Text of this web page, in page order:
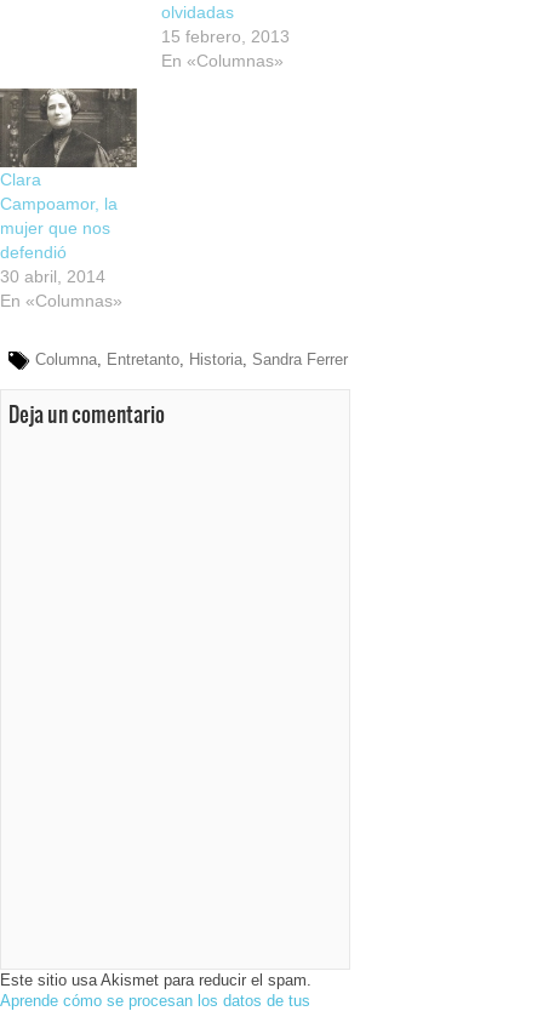
olvidadas
15 febrero, 2013
En «Columnas»
Clara
Campoamor, la
mujer que nos
defendió
30 abril, 2014
En «Columnas»
Columna, Entretanto, Historia, Sandra Ferrer
Deja un comentario
Este sitio usa Akismet para reducir el spam.
Aprende cómo se procesan los datos de tus